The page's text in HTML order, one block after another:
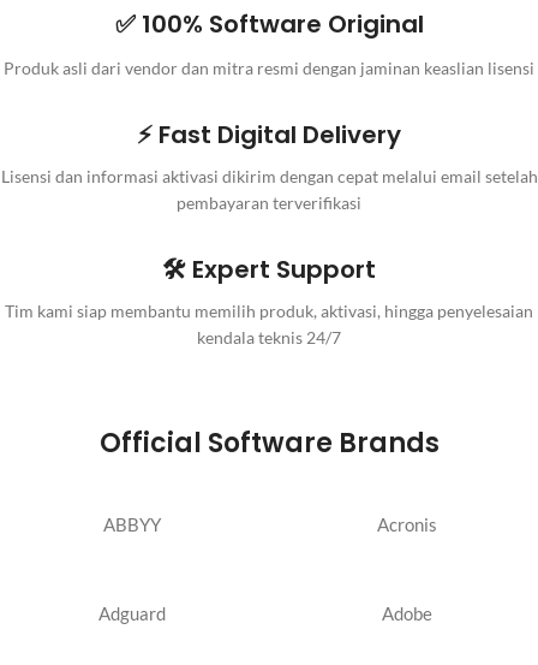
✅ 100% Software Original
Produk asli dari vendor dan mitra resmi dengan jaminan keaslian lisensi
⚡ Fast Digital Delivery
Lisensi dan informasi aktivasi dikirim dengan cepat melalui email setelah
pembayaran terverifikasi
🛠️ Expert Support
Tim kami siap membantu memilih produk, aktivasi, hingga penyelesaian
kendala teknis 24/7
Official Software Brands
ABBYY Acronis
Adguard Adobe